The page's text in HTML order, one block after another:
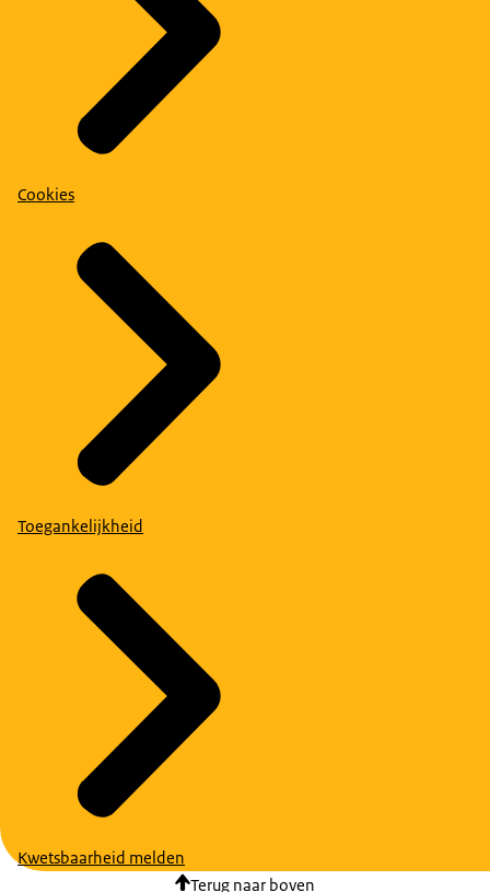
Cookies
Toegankelijkheid
Kwetsbaarheid melden
Terug naar boven